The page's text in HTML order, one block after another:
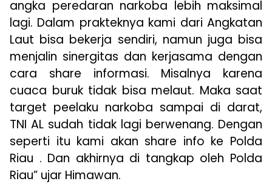
angka peredaran narkoba lebih maksimal
lagi. Dalam prakteknya kami dari Angkatan
Laut bisa bekerja sendiri, namun juga bisa
menjalin sinergitas dan kerjasama dengan
cara share informasi. Misalnya karena
cuaca buruk tidak bisa melaut. Maka saat
target peelaku narkoba sampai di darat,
TNI AL sudah tidak lagi berwenang. Dengan
seperti itu kami akan share info ke Polda
Riau . Dan akhirnya di tangkap oleh Polda
Riau” ujar Himawan.